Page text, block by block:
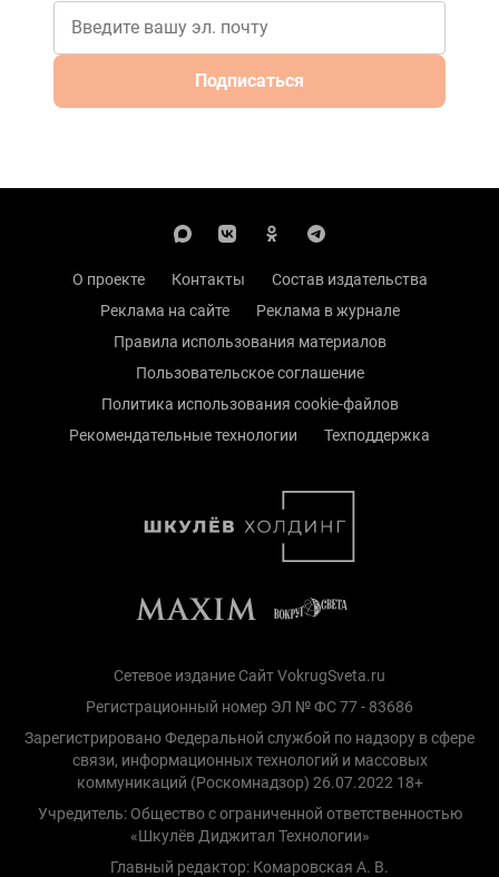
Подписаться
О проекте Контакты
Состав издательства
Реклама на сайте
Реклама в журнале
Правила использования материалов
Пользовательское соглашение
Политика использования cookie-файлов
Рекомендательные технологии
Техподдержка
Сетевое издание Сайт VokrugSveta.ru
Регистрационный номер ЭЛ № ФС 77 - 83686
Зарегистрировано Федеральной службой по надзору в сфере
связи, информационных технологий и массовых
коммуникаций (Роскомнадзор) 26.07.2022 18+
Учредитель: Общество с ограниченной ответственностью
«Шкулёв Диджитал Технологии»
Главный редактор: Комаровская А. В.